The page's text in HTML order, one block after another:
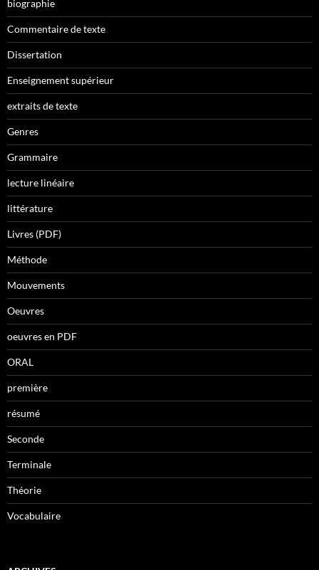
biographie
Commentaire de texte
Dissertation
Enseignement supérieur
extraits de texte
Genres
Grammaire
lecture linéaire
littérature
Livres (PDF)
Méthode
Mouvements
Oeuvres
oeuvres en PDF
ORAL
première
résumé
Seconde
Terminale
Théorie
Vocabulaire